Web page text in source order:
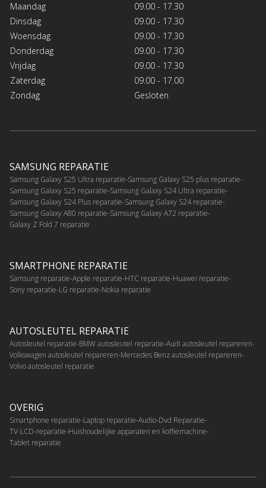
Maandag
09.00 - 17.30
Dinsdag
09.00 - 17.30
Woensdag
09.00 - 17.30
Donderdag
09.00 - 17.30
Vrijdag
09.00 - 17.30
Zaterdag
09.00 - 17.00
Zondag
Gesloten
SAMSUNG REPARATIE
Samsung Galaxy S25 Ultra reparatie Samsung Galaxy S25 plus reparatie
Samsung Galaxy S25 reparatie Samsung Galaxy S24 Ultra reparatie
Samsung Galaxy S24 Plus reparatie Samsung Galaxy S24 reparatie
Samsung Galaxy A80 reparatie Samsung Galaxy A72 reparatie
Galaxy Z Fold 7 reparatie
SMARTPHONE REPARATIE
Samsung reparatie Apple reparatie HTC reparatie Huawei reparatie
Sony reparatie LG reparatie Nokia reparatie
AUTOSLEUTEL REPARATIE
Autosleutel reparatie BMW autosleutel reparatie Audi autosleutel repareren
Volkswagen autosleutel repareren Mercedes Benz autosleutel repareren
Volvo autosleutel reparatie
OVERIG
Smartphone reparatie Laptop reparatie Audio-Dvd Reparatie
TV-LCD-reparatie Huishoudelijke apparaten en koffiemachine
Tablet reparatie